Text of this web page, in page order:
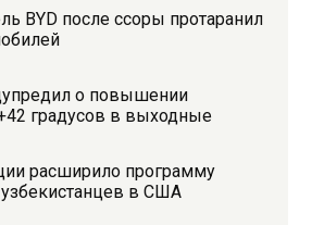
BYD после ссоры протаранил
о повышении
градусов в выходные
расширило программу
узбекистанцев в США